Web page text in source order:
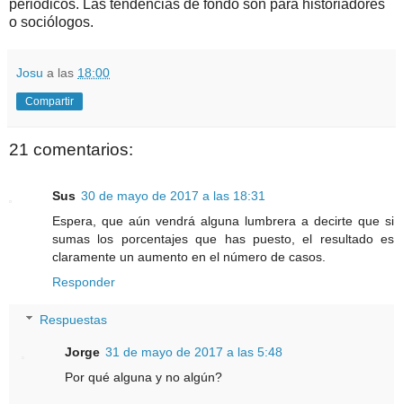
periódicos. Las tendencias de fondo son para historiadores
o sociólogos.
Josu a las 18:00
Compartir
21 comentarios:
Sus 30 de mayo de 2017 a las 18:31
Espera, que aún vendrá alguna lumbrera a decirte que si
sumas los porcentajes que has puesto, el resultado es
claramente un aumento en el número de casos.
Responder
Respuestas
Jorge 31 de mayo de 2017 a las 5:48
Por qué alguna y no algún?